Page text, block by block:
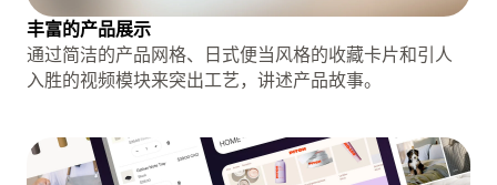
丰富的产品展示
通过简洁的产品网格、日式便当风格的收藏卡片和引人
入胜的视频模块来突出工艺，讲述产品故事。